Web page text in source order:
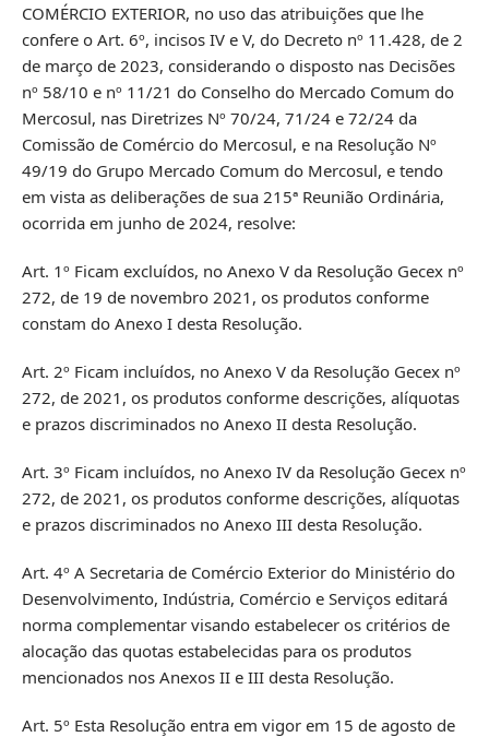
COMÉRCIO EXTERIOR, no uso das atribuições que lhe
confere o Art. 6º, incisos IV e V, do Decreto nº 11.428, de 2
de março de 2023, considerando o disposto nas Decisões
nº 58/10 e nº 11/21 do Conselho do Mercado Comum do
Mercosul, nas Diretrizes Nº 70/24, 71/24 e 72/24 da
Comissão de Comércio do Mercosul, e na Resolução Nº
49/19 do Grupo Mercado Comum do Mercosul, e tendo
em vista as deliberações de sua 215ª Reunião Ordinária,
ocorrida em junho de 2024, resolve:
Art. 1º Ficam excluídos, no Anexo V da Resolução Gecex nº
272, de 19 de novembro 2021, os produtos conforme
constam do Anexo I desta Resolução.
Art. 2º Ficam incluídos, no Anexo V da Resolução Gecex nº
272, de 2021, os produtos conforme descrições, alíquotas
e prazos discriminados no Anexo II desta Resolução.
Art. 3º Ficam incluídos, no Anexo IV da Resolução Gecex nº
272, de 2021, os produtos conforme descrições, alíquotas
e prazos discriminados no Anexo III desta Resolução.
Art. 4º A Secretaria de Comércio Exterior do Ministério do
Desenvolvimento, Indústria, Comércio e Serviços editará
norma complementar visando estabelecer os critérios de
alocação das quotas estabelecidas para os produtos
mencionados nos Anexos II e III desta Resolução.
Art. 5º Esta Resolução entra em vigor em 15 de agosto de